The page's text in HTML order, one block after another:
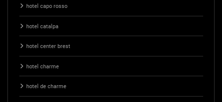
hotel capo rosso
hotel catalpa
hotel center brest
hotel charme
hotel de charme